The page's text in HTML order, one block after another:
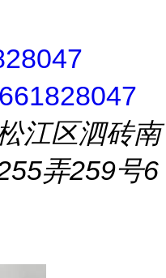
江区泗砖南
弄259号6